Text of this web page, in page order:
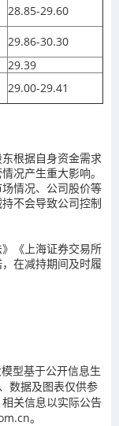
28.85-29.60
29.86-30.30
29.39
29.00-29.41
根据自身资金需求
况产生重大影响。
情况、公司股价等
不会导致公司控制
《上海证券交易所
在减持期间及时履
型基于公开信息生
数据及图表仅供参
关信息以实际公告
。